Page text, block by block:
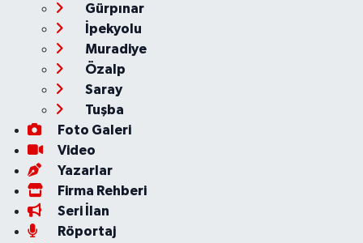
Gürpınar
İpekyolu
Muradiye
Özalp
Saray
Tuşba
Foto Galeri
Video
Yazarlar
Firma Rehberi
Seri İlan
Röportaj